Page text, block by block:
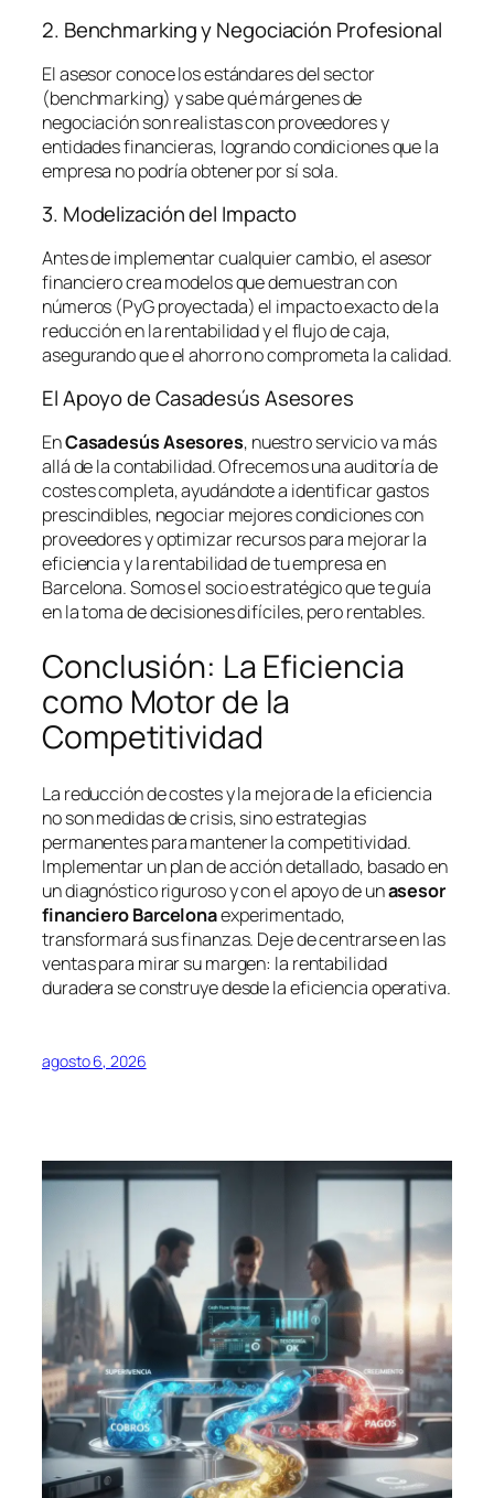
2. Benchmarking y Negociación Profesional
El asesor conoce los estándares del sector
(benchmarking) y sabe qué márgenes de
negociación son realistas con proveedores y
entidades financieras, logrando condiciones que la
empresa no podría obtener por sí sola.
3. Modelización del Impacto
Antes de implementar cualquier cambio, el asesor
financiero crea modelos que demuestran con
números (PyG proyectada) el impacto exacto de la
reducción en la rentabilidad y el flujo de caja,
asegurando que el ahorro no comprometa la calidad.
El Apoyo de Casadesús Asesores
EnCasadesús Asesores, nuestro servicio va más
allá de la contabilidad. Ofrecemos una auditoría de
costes completa, ayudándote a identificar gastos
prescindibles, negociar mejores condiciones con
proveedores y optimizar recursos para mejorar la
eficiencia y la rentabilidad de tu empresa en
Barcelona. Somos el socio estratégico que te guía
en la toma de decisiones difíciles, pero rentables.
Conclusión: La Eficiencia
como Motor de la
Competitividad
La reducción de costes y la mejora de la eficiencia
no son medidas de crisis, sino estrategias
permanentes para mantener la competitividad.
Implementar un plan de acción detallado, basado en
un diagnóstico riguroso y con el apoyo de unasesor
financiero Barcelonaexperimentado,
transformará sus finanzas. Deje de centrarse en las
ventas para mirar su margen: la rentabilidad
duradera se construye desde la eficiencia operativa.
agosto 6, 2026